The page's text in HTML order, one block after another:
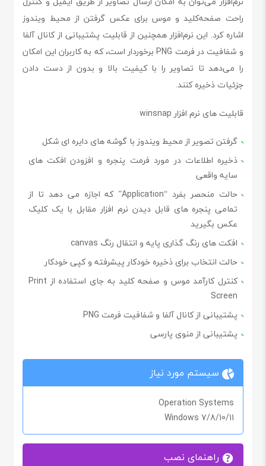
راحت صفحه‌کلید و موس برای عکس گرفتن از محیط ویندوز
اشاره کرد. این نرم‌افزار همچنین از قابلیت پشتیبانی از کانال آلفا
و شفافیت در فرمت PNG برخوردار است، که به کاربران این امکان
را می‌دهد تا تصاویر را با کیفیت بالا و بدون از دست دادن
جزئیات ذخیره کنند.
قابلیت های نرم افزار winsnap
گرفتن تصویر از محیط ویندوز با گوشه های دایره ای شکل
ذخیره اطلاعات در مورد فرمت پنجره و افزودن افکت های
سایه واقعی
حالت منحصر بفرد “Application” که اجازه می دهد تا از
تمامی پنجره های قابل دیدن نرم افزار مقابل با یک کلیک
عکس بگیرید
افکت های رنگ گذاری پایه و انتقال رنگ canvas
حالت انتخاب برای ذخیره خودکار پیشرفته و کپی خودکار
کنترل کارآمد موس و صفحه کلید به جای استفاده از Print
Screen
پشتیبانی از کانال آلفا و شفافیت فرمت PNG
پشتیبانی از منوی پارسی
سیستم مورد نیاز
Operation Systems
Windows 7/8/10/11
راهنمای نصب